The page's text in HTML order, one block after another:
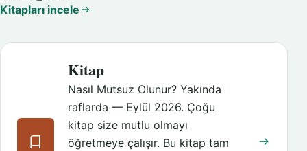
Kitapları incele
Kitap
Nasıl Mutsuz Olunur? Yakında
raflarda — Eylül 2026. Çoğu
kitap size mutlu olmayı
öğretmeye çalışır. Bu kitap tam